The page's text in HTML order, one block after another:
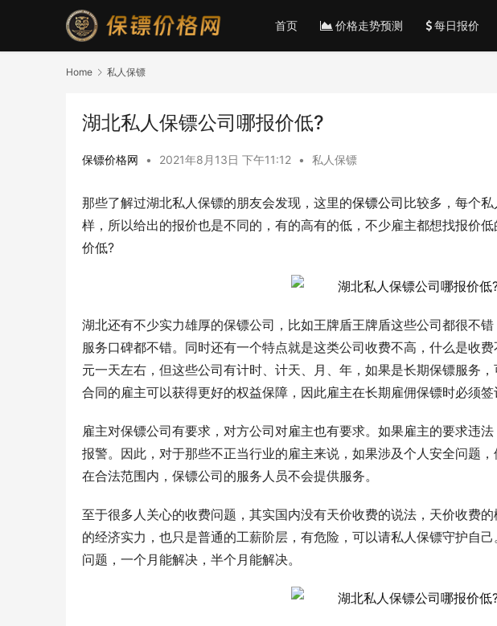
首页 价格走势预测 每日报价
Home 私人保镖
湖北私人保镖公司哪报价低?
保镖价格网 • 2021年8月13日 下午11:12 • 私人保镖
那些了解过湖北私人保镖的朋友会发现，这里的保镖公司 比较多，每个
样，所以给出的报价也是不同的，有的高有的低，不少雇主都想找报价
价低?
湖北还有不少实力雄厚的保镖公司，比如王牌盾王牌盾这些公司都很不
服务口碑都不错。同时还有一个特点就是这类公司收费不高，什么是收
元一天左右，但这些公司有计时、计天、月、年，如果是长期保镖服务
合同的雇主可以获得更好的权益保障，因此雇主在长期雇佣保镖时必须签
雇主对保镖公司有要求，对方公司对雇主也有要求。如果雇主的要求违
报警。因此，对于那些不正当行业的雇主来说，如果涉及个人安全问题
在合法范围内，保镖公司的服务人员不会提供服务。
至于很多人关心的收费问题，其实国内没有天价收费的说法，天价收费
的经济实力，也只是普通的工薪阶层，有危险，可以请私人保镖守护自
问题，一个月能解决，半个月能解决。